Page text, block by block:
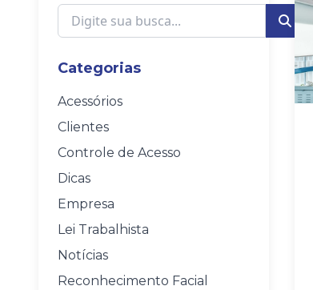
Categorias
Acessórios
Clientes
Controle de Acesso
Dicas
Empresa
Lei Trabalhista
Notícias
Reconhecimento Facial